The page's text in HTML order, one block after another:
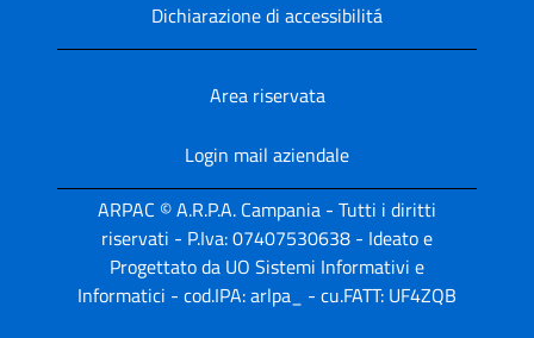
Dichiarazione di accessibilitá
Area riservata
Login mail aziendale
ARPAC © A.R.P.A. Campania - Tutti i diritti
riservati - P.Iva: 07407530638 - Ideato e
Progettato da UO Sistemi Informativi e
Informatici - cod.IPA: arlpa_ - cu.FATT: UF4ZQB